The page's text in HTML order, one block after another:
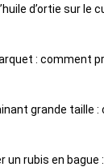
d’ortie sur le
: comment
grande taille
rubis en bague